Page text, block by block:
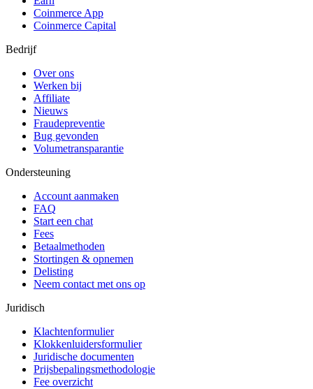
Coinmerce App
Coinmerce Capital
Bedrijf
Over ons
Werken bij
Affiliate
Nieuws
Fraudepreventie
Bug gevonden
Volumetransparantie
Ondersteuning
Account aanmaken
FAQ
Start een chat
Fees
Betaalmethoden
Stortingen & opnemen
Delisting
Neem contact met ons op
Juridisch
Klachtenformulier
Klokkenluidersformulier
Juridische documenten
Prijsbepalingsmethodologie
Fee overzicht